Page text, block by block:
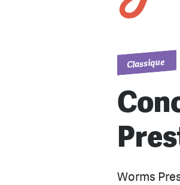
Classique
Worms